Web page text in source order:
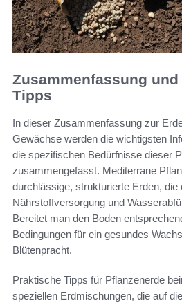
Zusammenfassung
Tipps
In dieser Zusammenfassung zur
Gewächse werden die wichtigsten
die spezifischen Bedürfnisse dieser
zusammengefasst. Mediterrane
durchlässige, strukturierte Erden, die
Nährstoffversorgung und
Bereitet man den Boden
Bedingungen für ein gesundes
Blütenpracht.
Praktische Tipps für Pflanzenerde
speziellen Erdmischungen, die auf